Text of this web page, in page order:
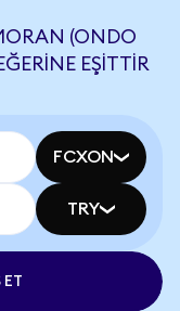
(ONDO
EŞITTIR
FCXON
TRY
ET